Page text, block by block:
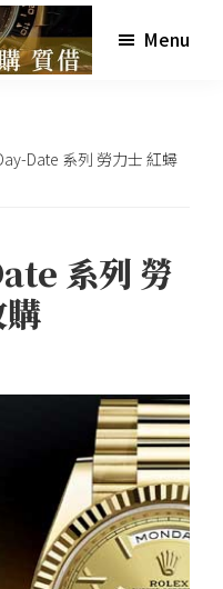
Menu
Date 系列 勞力士 紅蟳
系列 勞